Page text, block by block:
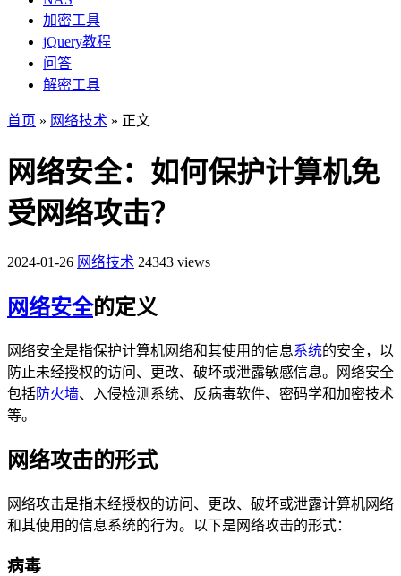
加密工具
jQuery教程
问答
解密工具
首页 » 网络技术 » 正文
网络安全：如何保护计算机免
受网络攻击？
2024-01-26 网络技术 24343 views
网络安全的定义
网络安全是指保护计算机网络和其使用的信息系统的安全，以
防止未经授权的访问、更改、破坏或泄露敏感信息。网络安全
包括防火墙、入侵检测系统、反病毒软件、密码学和加密技术
等。
网络攻击的形式
网络攻击是指未经授权的访问、更改、破坏或泄露计算机网络
和其使用的信息系统的行为。以下是网络攻击的形式：
病毒